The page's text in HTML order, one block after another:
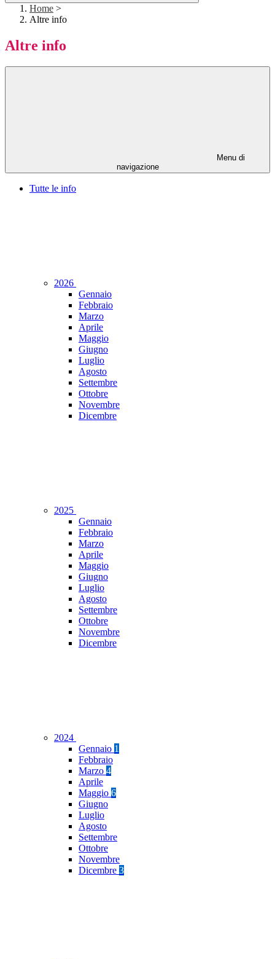
Home >
Altre info
Altre info
Menu di
navigazione
Tutte le info
2026
Gennaio
Febbraio
Marzo
Aprile
Maggio
Giugno
Luglio
Agosto
Settembre
Ottobre
Novembre
Dicembre
2025
Gennaio
Febbraio
Marzo
Aprile
Maggio
Giugno
Luglio
Agosto
Settembre
Ottobre
Novembre
Dicembre
2024
Gennaio 1
Febbraio
Marzo 4
Aprile
Maggio 6
Giugno
Luglio
Agosto
Settembre
Ottobre
Novembre
Dicembre 3